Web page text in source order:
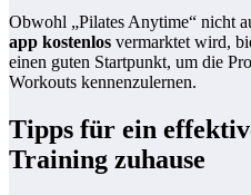
Obwohl „Pilates Anytime“ nicht
app kostenlos vermarktet wird,
einen guten Startpunkt, um die
Workouts kennenzulernen.
Tipps für ein
Training zuhause